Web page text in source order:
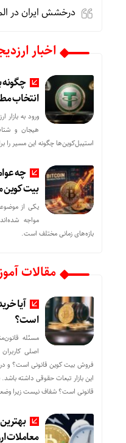
درخشش ایران در
اخبار
چگونه
انتخاب
ورود به بازار
هیجان و
استیبل‌کوین‌ها چگونه این مسیر را
چه
بیت
یکی از
مواجه
بازه‌های زمانی مختلف است.
مقالات
آیا
است؟
مسئله
اصلی
فروش بیت کوین قانونی است؟ و در
این بازار تبعات حقوقی داشته
قانونی است؟ شفاف نیست زیرا
معاملات